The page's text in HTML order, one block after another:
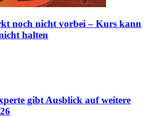
noch nicht vorbei – Kurs kann
halten
gibt Ausblick auf weitere